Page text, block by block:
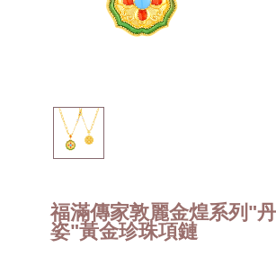
福滿傳家敦麗金煌系列"
姿"黃金珍珠項鏈